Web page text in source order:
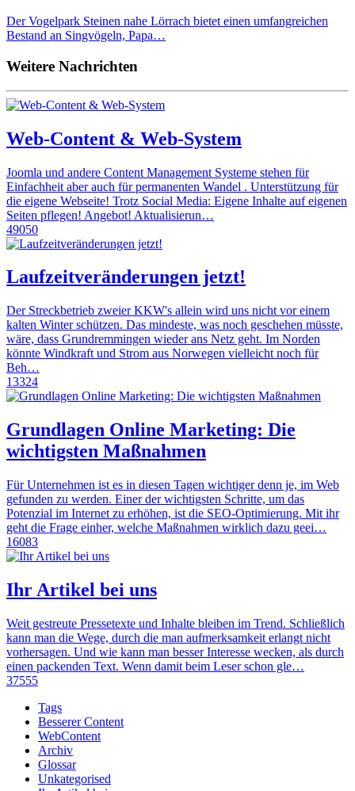
Der Vogelpark Steinen nahe Lörrach bietet einen umfangreichen
Bestand an Singvögeln, Papa…
Weitere Nachrichten
Web-Content & Web-System
Joomla und andere Content Management Systeme stehen für
Einfachheit aber auch für permanenten Wandel . Unterstützung für
die eigene Webseite! Trotz Social Media: Eigene Inhalte auf eigenen
Seiten pflegen! Angebot! Aktualisierun…
49050
Laufzeitveränderungen jetzt!
Der Streckbetrieb zweier KKW's allein wird uns nicht vor einem
kalten Winter schützen. Das mindeste, was noch geschehen müsste,
wäre, dass Grundremmingen wieder ans Netz geht. Im Norden
könnte Windkraft und Strom aus Norwegen vielleicht noch für
Beh…
13324
Grundlagen Online Marketing: Die
wichtigsten Maßnahmen
Für Unternehmen ist es in diesen Tagen wichtiger denn je, im Web
gefunden zu werden. Einer der wichtigsten Schritte, um das
Potenzial im Internet zu erhöhen, ist die SEO-Optimierung. Mit ihr
geht die Frage einher, welche Maßnahmen wirklich dazu geei…
16083
Ihr Artikel bei uns
Weit gestreute Pressetexte und Inhalte bleiben im Trend. Schließlich
kann man die Wege, durch die man aufmerksamkeit erlangt nicht
vorhersagen. Und wie kann man besser Interesse wecken, als durch
einen packenden Text. Wenn damit beim Leser schon gle…
37555
Tags
Besserer Content
WebContent
Archiv
Glossar
Unkategorised